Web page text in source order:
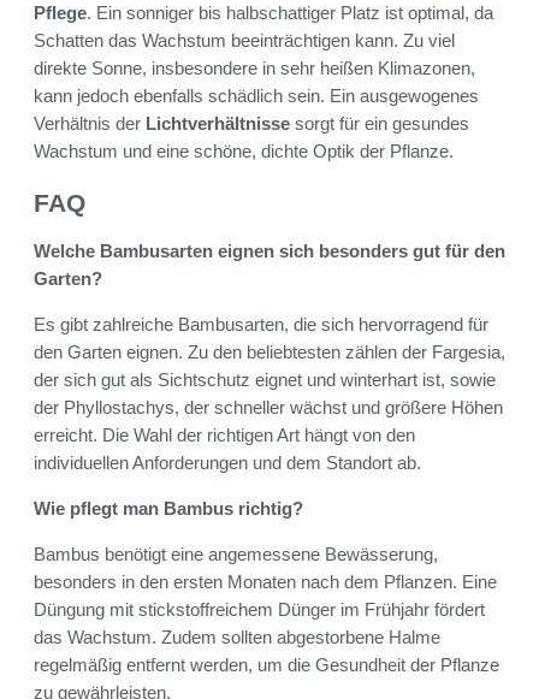
Pflege. Ein sonniger bis halbschattiger Platz ist optimal, da
Schatten das Wachstum beeinträchtigen kann. Zu viel
direkte Sonne, insbesondere in sehr heißen Klimazonen,
kann jedoch ebenfalls schädlich sein. Ein ausgewogenes
Verhältnis der Lichtverhältnisse sorgt für ein gesundes
Wachstum und eine schöne, dichte Optik der Pflanze.
FAQ
Welche Bambusarten eignen sich besonders gut für den
Garten?
Es gibt zahlreiche Bambusarten, die sich hervorragend für
den Garten eignen. Zu den beliebtesten zählen der Fargesia,
der sich gut als Sichtschutz eignet und winterhart ist, sowie
der Phyllostachys, der schneller wächst und größere Höhen
erreicht. Die Wahl der richtigen Art hängt von den
individuellen Anforderungen und dem Standort ab.
Wie pflegt man Bambus richtig?
Bambus benötigt eine angemessene Bewässerung,
besonders in den ersten Monaten nach dem Pflanzen. Eine
Düngung mit stickstoffreichem Dünger im Frühjahr fördert
das Wachstum. Zudem sollten abgestorbene Halme
regelmäßig entfernt werden, um die Gesundheit der Pflanze
zu gewährleisten.